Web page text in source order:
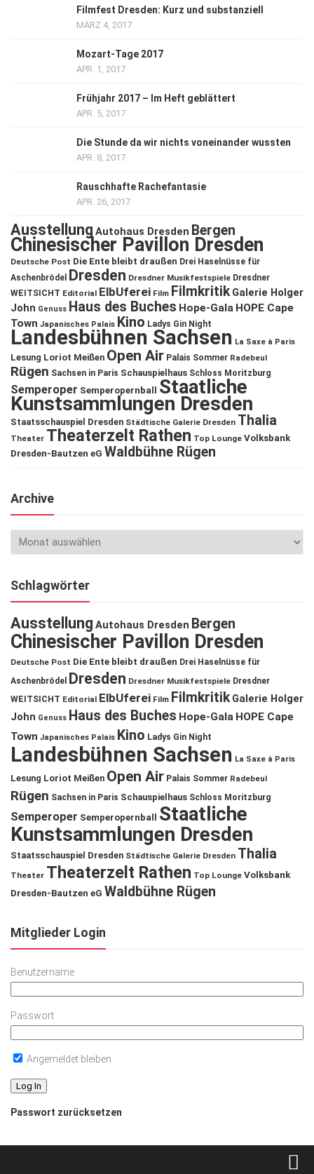
Filmfest Dresden: Kurz und substanziell
MÄRZ 4, 2017
Mozart-Tage 2017
APR. 1, 2017
Frühjahr 2017 – Im Heft geblättert
APR. 5, 2017
Die Stunde da wir nichts voneinander wussten
APR. 8, 2017
Rauschhafte Rachefantasie
APR. 26, 2017
Ausstellung Autohaus Dresden Bergen
Chinesischer Pavillon Dresden
Deutsche Post Die Ente bleibt draußen Drei Haselnüsse für
Aschenbrödel
Dresden Dresdner Musikfestspiele Dresdner
WEITSICHT Editorial ElbUferei Film Filmkritik Galerie Holger
John Genuss Haus des Buches Hope-Gala HOPE Cape
Town Japanisches Palais Kino Ladys Gin Night
Landesbühnen Sachsen La Saxe à Paris
Lesung Loriot Meißen Open Air Palais Sommer Radebeul
Rügen Sachsen in Paris Schauspielhaus Schloss Moritzburg
Semperoper Semperopernball Staatliche
Kunstsammlungen Dresden
Staatsschauspiel Dresden Städtische Galerie Dresden Thalia
Theater Theaterzelt Rathen Top Lounge Volksbank
Dresden-Bautzen eG Waldbühne Rügen
Archive
Schlagwörter
Ausstellung Autohaus Dresden Bergen
Chinesischer Pavillon Dresden
Deutsche Post Die Ente bleibt draußen Drei Haselnüsse für
Aschenbrödel
Dresden Dresdner Musikfestspiele Dresdner
WEITSICHT Editorial ElbUferei Film Filmkritik Galerie Holger
John Genuss Haus des Buches Hope-Gala HOPE Cape
Town Japanisches Palais Kino Ladys Gin Night
Landesbühnen Sachsen La Saxe à Paris
Lesung Loriot Meißen Open Air Palais Sommer Radebeul
Rügen Sachsen in Paris Schauspielhaus Schloss Moritzburg
Semperoper Semperopernball
Staatliche
Kunstsammlungen Dresden
Staatsschauspiel Dresden Städtische Galerie Dresden Thalia
Theater Theaterzelt Rathen Top Lounge Volksbank
Dresden-Bautzen eG Waldbühne Rügen
Mitglieder Login
Benutzername
Passwort
Angemeldet bleiben
Passwort zurücksetzen